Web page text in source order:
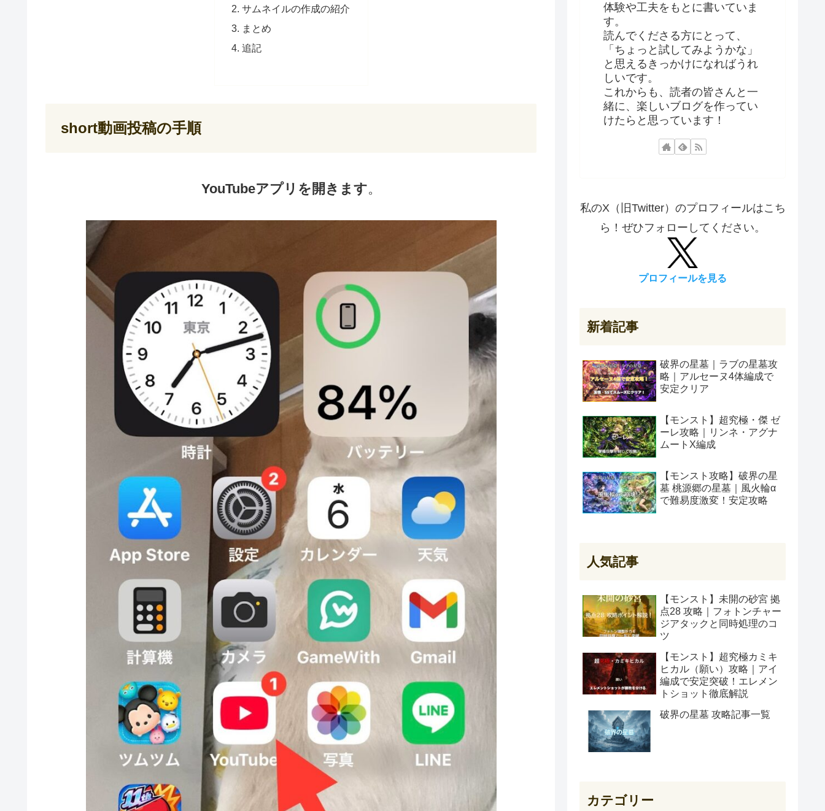
サムネイルの作成の紹介
まとめ
追記
short動画投稿の手順
YouTubeアプリを開きます。
体験や工夫をもとに書いていま
す。
読んでくださる方にとって、
「ちょっと試してみようかな」
と思えるきっかけになればうれ
しいです。
これからも、読者の皆さんと一
緒に、楽しいブログを作ってい
けたらと思っています！
私のX（旧Twitter）のプロフィールはこち
ら！ぜひフォローしてください。
プロフィールを見る
新着記事
破界の星墓｜ラブの星墓攻
略｜アルセーヌ4体編成で
安定クリア
【モンスト】超究極・傑 ゼ
ーレ攻略｜リンネ・アグナ
ムートX編成
【モンスト攻略】破界の星
墓 桃源郷の星墓｜風火輪α
で難易度激変！安定攻略
人気記事
【モンスト】未開の砂宮 拠
点28 攻略｜フォトンチャー
ジアタックと同時処理のコ
ツ
【モンスト】超究極カミキ
ヒカル（願い）攻略｜アイ
編成で安定突破！エレメン
トショット徹底解説
破界の星墓 攻略記事一覧
カテゴリー